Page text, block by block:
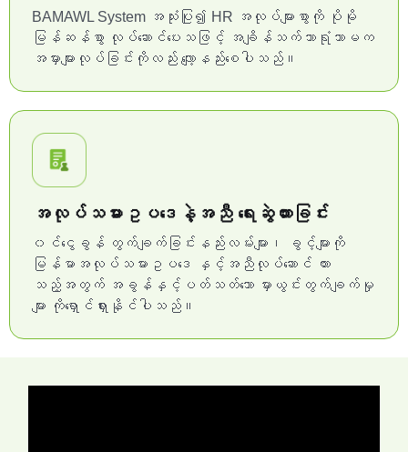
BAMAWL System အသုံးပြု၍ HR အလုပ်များစွာကို ပိုမို
မြန်ဆန်စွာ လုပ်ဆောင်ပေးသဖြင့် အချိန်သက်သာရုံသာမက
အမှားများလုပ်ခြင်းကိုလည်း လျော့နည်းစေပါသည်။
အလုပ်သမားဥပဒေနဲ့အညီ ရေးဆွဲထားခြင်း
၀င်ငွေခွန် တွက်ချက်ခြင်းနည်းလမ်းများ၊ ခွင့်များကို
မြန်မာအလုပ်သမားဥပဒေ နှင့်အညီလုပ်ဆောင် ထား
သည့်အတွက် အခွန်နှင့်ပတ်သတ်သော မှားယွင်းတွက်ချက်မှု
များ ကိုရှောင်ရှားနိုင်ပါသည်။